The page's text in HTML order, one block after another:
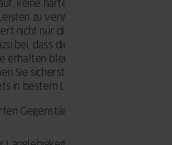
keine harten oder scharfen
zu verwenden. Eine
nicht nur die Ansammlung von
bei, dass die reflektierenden
erhalten bleiben. Indem Sie diese
Sie sicherstellen, dass Ihre
in bestem Licht erstrahlen.
Gegenstände in der Nähe der